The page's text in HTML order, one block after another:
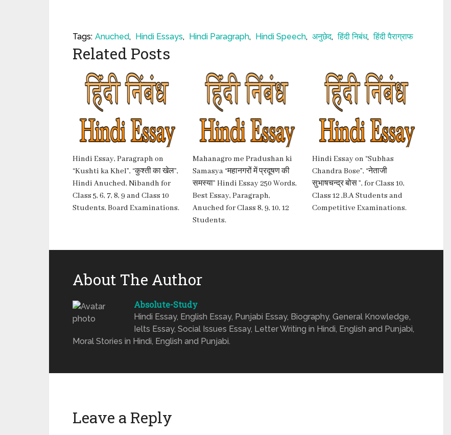
Tags: Anuched, Hindi Essays, Hindi Paragraph, Hindi Speech, अनुछेद, हिंदी निबंध, हिंदी पैराग्राफ
Related Posts
Hindi Essay, Paragraph on
“Kushti ka Khel”, “कुश्ती का खेल”,
Hindi Anuched, Nibandh for
Class 5, 6, 7, 8, 9 and Class 10
Students, Board Examinations.
Mahanagro me Pradushan ki
Samasya “महानगरों में प्रदूषण की
समस्या” Hindi Essay 250 Words,
Best Essay, Paragraph,
Anuched for Class 8, 9, 10, 12
Students.
Hindi Essay on “Subhas
Chandra Bose”, “नेताजी
सुभाषचन्द्र बोस ”, for Class 10,
Class 12 ,B.A Students and
Competitive Examinations.
About The Author
Absolute-Study
Hindi Essay, English Essay, Punjabi Essay, Biography, General Knowledge,
Ielts Essay, Social Issues Essay, Letter Writing in Hindi, English and Punjabi,
Moral Stories in Hindi, English and Punjabi.
Leave a Reply